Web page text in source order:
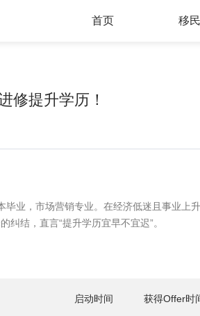
首页 移
加拿大
修提升学历！
毕业，市场营销专业。在经济低迷且事业上
纠结，直言“提升学历宜早不宜迟”。
启动时间 获得Offer时